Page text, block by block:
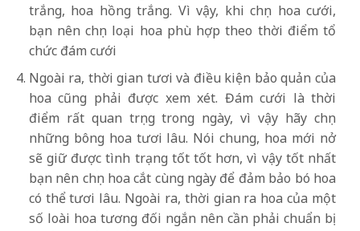
trắng, hoa hồng trắng. Vì vậy, khi chọn hoa cưới,
bạn nên chọn loại hoa phù hợp theo thời điểm tổ
chức đám cưới
Ngoài ra, thời gian tươi và điều kiện bảo quản của
hoa cũng phải được xem xét. Đám cưới là thời
điểm rất quan trọng trong ngày, vì vậy hãy chọn
những bông hoa tươi lâu. Nói chung, hoa mới nở
sẽ giữ được tình trạng tốt tốt hơn, vì vậy tốt nhất
bạn nên chọn hoa cắt cùng ngày để đảm bảo bó hoa
có thể tươi lâu. Ngoài ra, thời gian ra hoa của một
số loài hoa tương đối ngắn nên cần phải chuẩn bị